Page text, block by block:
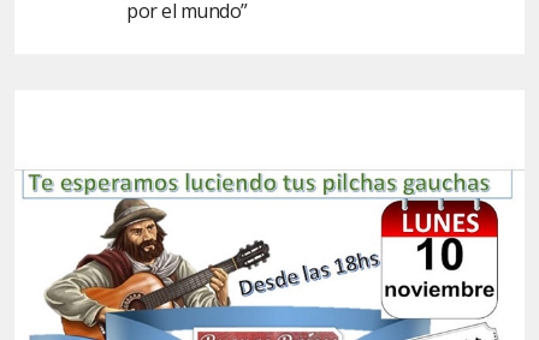
por el mundo”